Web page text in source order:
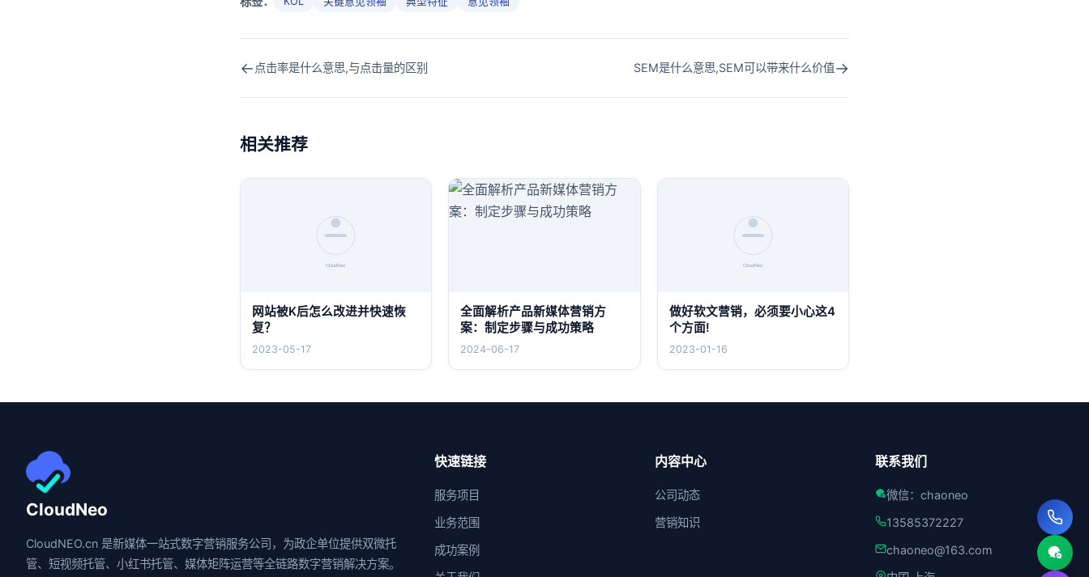
← 点击率是什么意思,与点击量的区别 SEM是什么意思,SEM可以带来什么价值→
相关推荐
网站被K后怎么改进并快速恢
复？
2023-05-17
全面解析产品新媒体营销方
案：制定步骤与成功策略
2024-06-17
做好软文营销，必须要小心这4
个方面!
2023-01-16
CloudNeo
CloudNEO.cn 是新媒体一站式数字营销服务公司，为政企单位提供双微托
管、短视频托管、小红书托管、媒体矩阵运营等全链路数字营销解决方案。
快速链接
服务项目
业务范围
成功案例
内容中心
公司动态
营销知识
联系我们
微信：chaoneo
13585372227
chaoneo@163.com